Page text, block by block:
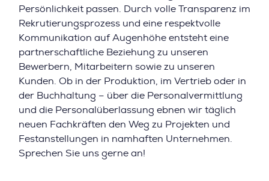
Persönlichkeit passen. Durch volle Transparenz im
Rekrutierungsprozess und eine respektvolle
Kommunikation auf Augenhöhe entsteht eine
partnerschaftliche Beziehung zu unseren
Bewerbern, Mitarbeitern sowie zu unseren
Kunden. Ob in der Produktion, im Vertrieb oder in
der Buchhaltung – über die Personalvermittlung
und die Personalüberlassung ebnen wir täglich
neuen Fachkräften den Weg zu Projekten und
Festanstellungen in namhaften Unternehmen.
Sprechen Sie uns gerne an!